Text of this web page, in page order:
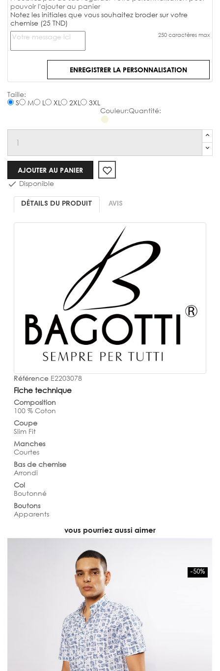
pouvoir l'ajouter au panier
Notez les initiales que vous souhaitez broder sur votre
chemise (25 TND)
250 caractères max
ENREGISTRER LA PERSONNALISATION
Chemise
S M L XL 2XL 3XL
AJOUTER AU PANIER
 Disponible
DÉTAILS DU PRODUIT AVIS
Référence E2203078
Fiche technique
Composition
100 % Coton
Coupe
Slim Fit
Manches
Courtes
Bas de chemise
Arrondi
Col
Boutonné
Boutons
Apparents
vous pourriez aussi aimer
-50%